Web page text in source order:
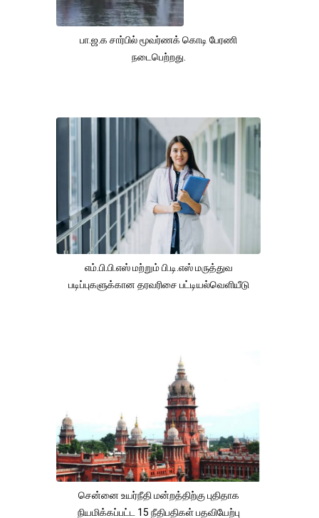
பா.ஜ.க சார்பில் மூவர்ணக் கொடி பேரணி
நடைபெற்றது.
எம்.பி.பி.எஸ் மற்றும் பி.டி.எஸ் மருத்துவ
படிப்புகளுக்கான தரவரிசை பட்டியல்வெளியீடு
சென்னை உயர்நீதி மன்றத்திற்கு புதிதாக
நியமிக்கப்பட்ட 15 நீதிபதிகள் பதவியேற்பு